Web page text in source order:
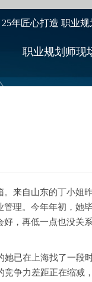
职业规划师现
25年匠心打造 职业规
来自山东的丁小姐
理。今年年初，她
，再低一点也没关
已在上海找了一段
争力差距正在缩减